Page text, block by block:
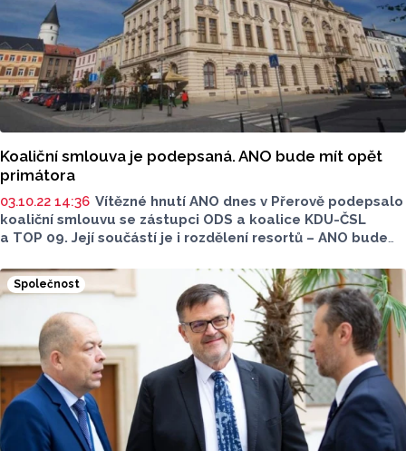
Koaliční smlouva je podepsaná. ANO bude mít opět
primátora
03.10.22 14:36 Vítězné hnutí ANO dnes v Přerově podepsalo
koaliční smlouvu se zástupci ODS a koalice KDU-ČSL
a TOP 09. Její součástí je i rozdělení resortů – ANO bude
správu majetku, životní prostředí a školství. Primátorem
by se měl stát lídr ANO, poslanec Petr Vrána. Koalice bude
mít v 35členném zastupitelstvu 21 mandátů.
Společnost